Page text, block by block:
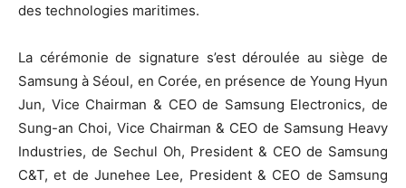
des technologies maritimes.
La cérémonie de signature s’est déroulée au siège de
Samsung à Séoul, en Corée, en présence de Young Hyun
Jun, Vice Chairman & CEO de Samsung Electronics, de
Sung-an Choi, Vice Chairman & CEO de Samsung Heavy
Industries, de Sechul Oh, President & CEO de Samsung
C&T, et de Junehee Lee, President & CEO de Samsung